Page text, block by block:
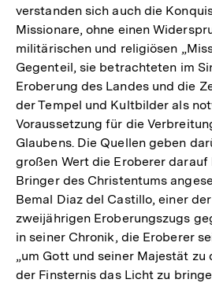
verstanden sich auch die
Missionare, ohne einen
militärischen und religiösen
Gegenteil, sie betrachteten im
Eroberung des Landes und die
der Tempel und Kultbilder als
Voraussetzung für die
Glaubens. Die Quellen geben
großen Wert die Eroberer darauf
Bringer des Christentums
Bemal Diaz del Castillo, einer
zweijährigen Eroberungszugs
in seiner Chronik, die Eroberer
„um Gott und seiner Majestät zu
der Finsternis das Licht zu